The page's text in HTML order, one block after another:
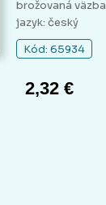
brožovaná väzba
jazyk: český
Kód: 65934
2,32 €